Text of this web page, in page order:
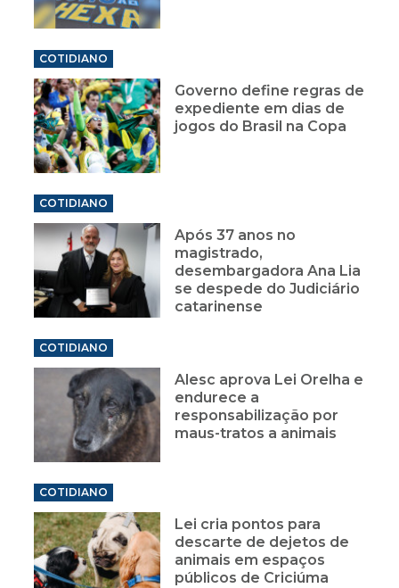
COTIDIANO
Governo define regras de
expediente em dias de
jogos do Brasil na Copa
COTIDIANO
Após 37 anos no
magistrado,
desembargadora Ana Lia
se despede do Judiciário
catarinense
COTIDIANO
Alesc aprova Lei Orelha e
endurece a
responsabilização por
maus-tratos a animais
COTIDIANO
Lei cria pontos para
descarte de dejetos de
animais em espaços
públicos de Criciúma